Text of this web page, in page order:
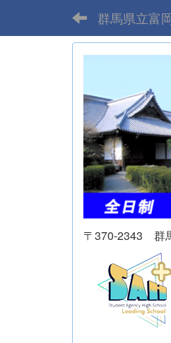
群馬県立富
〒370-2343 群